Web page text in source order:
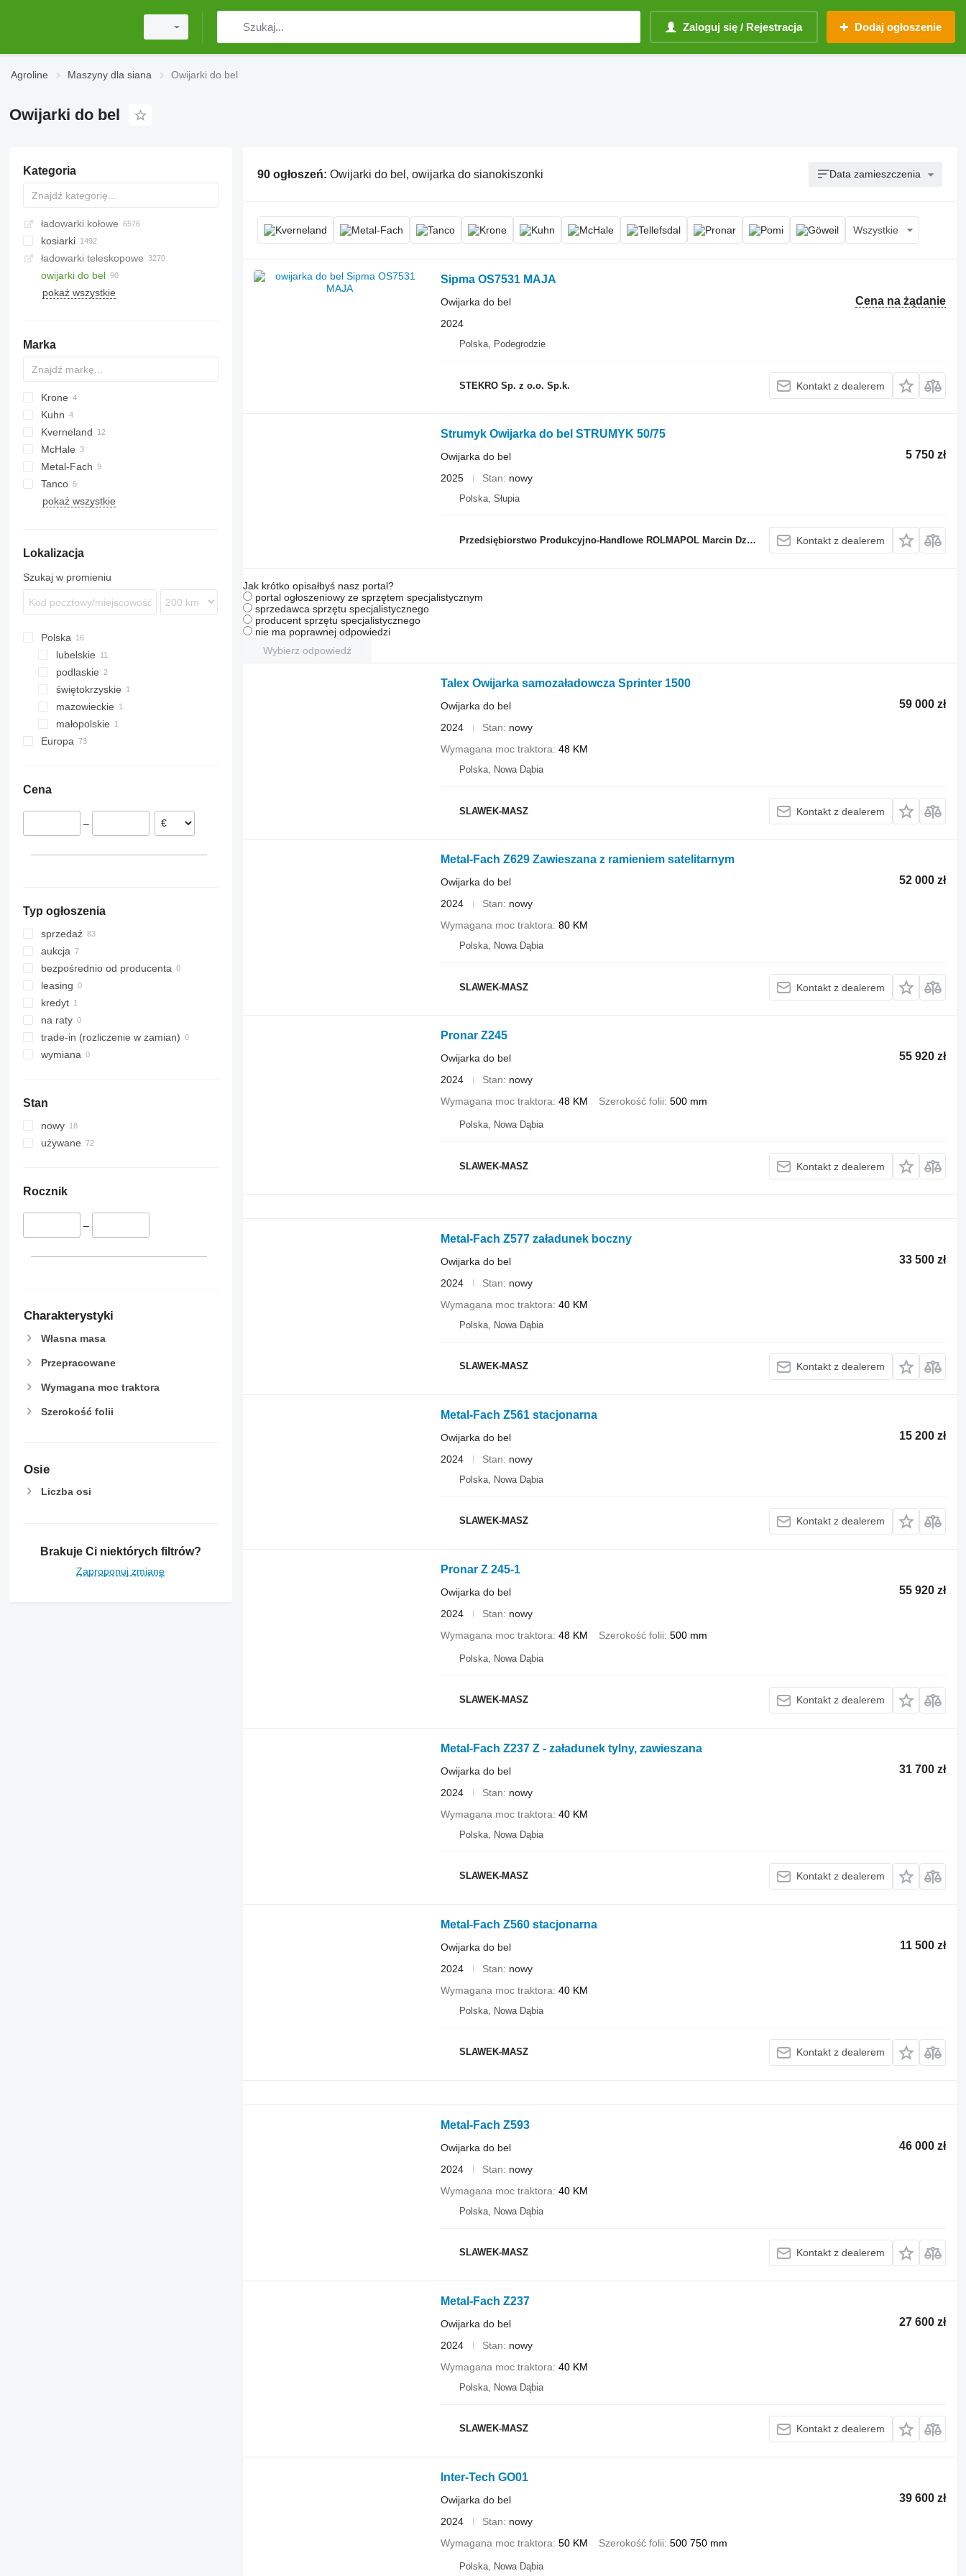
Zaloguj się / Rejestracja Dodaj ogłoszenie
Agroline Maszyny dla siana Owijarki do bel
Owijarki do bel
Kategoria
ładowarki kołowe
kosiarki
kosiarki rotacyjne
kosiarki z kondycjonerem
kosiarki drogowe do poboczy
ładowarki teleskopowe
owijarki do bel
pokaż wszystkie
Marka
Rollant
Krone
Comprima
Fortima
Kuhn
Kverneland
UN
McHale
Metal-Fach
Z245
Tanco
FAMAROL
Transporter
pokaż wszystkie
Lokalizacja
Szukaj w promieniu
Polska
lubelskie
Łuków
podlaskie
Rzędziany
świętokrzyskie
Słupia
mazowieckie
Łochów
małopolskie
Nowy Sącz
Europa
Szwecja
Litwa
Cena
–
Typ ogłoszenia
sprzedaż
aukcja
bezpośrednio od producenta
leasing
kredyt
na raty
trade-in (rozliczenie w zamian)
wymiana
Stan
nowy
używane
Rocznik
–
Charakterystyki
Własna masa
Przepracowane
Wymagana moc traktora
Szerokość folii
Osie
Liczba osi
Brakuje Ci niektórych filtrów?
Zaproponuj zmianę
90 ogłoszeń: Owijarki do bel, owijarka do sianokiszonki Data zamieszczenia
Wszystkie
Sipma OS7531 MAJA
Cena na żądanie
Owijarka do bel
2024
Polska, Podegrodzie
STEKRO Sp. z o.o. Sp.k. Kontakt z dealerem
Strumyk Owijarka do bel STRUMYK 50/75
5 750 zł
Owijarka do bel
2025
Stan nowy
Polska, Słupia
Przedsiębiorstwo Produkcyjno-Handlowe ROLMAPOL Marcin Dziekan Kontakt z dealerem
Jak krótko opisałbyś nasz portal?
portal ogłoszeniowy ze sprzętem specjalistycznym
sprzedawca sprzętu specjalistycznego
producent sprzętu specjalistycznego
nie ma poprawnej odpowiedzi
Wybierz odpowiedź
Talex Owijarka samozaładowcza Sprinter 1500
59 000 zł
Owijarka do bel
2024
Stan
nowy
Wymagana moc traktora 48 KM
Polska, Nowa Dąbia
SLAWEK-MASZ Kontakt z dealerem
Metal-Fach Z629 Zawieszana z ramieniem satelitarnym
52 000 zł
Owijarka do bel
2024
Stan
nowy
Wymagana moc traktora 80 KM
Polska, Nowa Dąbia
SLAWEK-MASZ Kontakt z dealerem
Pronar Z245
55 920 zł
Owijarka do bel
2024
Stan
nowy
Wymagana moc traktora 48 KM Szerokość folii 500 mm
Polska, Nowa Dąbia
SLAWEK-MASZ Kontakt z dealerem
Metal-Fach Z577 załadunek boczny
33 500 zł
Owijarka do bel
2024
Stan
nowy
Wymagana moc traktora 40 KM
Polska, Nowa Dąbia
SLAWEK-MASZ Kontakt z dealerem
Metal-Fach Z561 stacjonarna
15 200 zł
Owijarka do bel
2024
Stan nowy
Polska, Nowa Dąbia
SLAWEK-MASZ Kontakt z dealerem
Pronar Z 245-1
55 920 zł
Owijarka do bel
2024
Stan
nowy
Wymagana moc traktora 48 KM Szerokość folii 500 mm
Polska, Nowa Dąbia
SLAWEK-MASZ Kontakt z dealerem
Metal-Fach Z237 Z - załadunek tylny, zawieszana
31 700 zł
Owijarka do bel
2024
Stan
nowy
Wymagana moc traktora 40 KM
Polska, Nowa Dąbia
SLAWEK-MASZ Kontakt z dealerem
Metal-Fach Z560 stacjonarna
11 500 zł
Owijarka do bel
2024
Stan
nowy
Wymagana moc traktora 40 KM
Polska, Nowa Dąbia
SLAWEK-MASZ Kontakt z dealerem
Metal-Fach Z593
46 000 zł
Owijarka do bel
2024
Stan
nowy
Wymagana moc traktora 40 KM
Polska, Nowa Dąbia
SLAWEK-MASZ Kontakt z dealerem
Metal-Fach Z237
27 600 zł
Owijarka do bel
2024
Stan
nowy
Wymagana moc traktora 40 KM
Polska, Nowa Dąbia
SLAWEK-MASZ Kontakt z dealerem
Inter-Tech GO01
39 600 zł
Owijarka do bel
2024
Stan
nowy
Wymagana moc traktora 50 KM Szerokość folii 500 750 mm
Polska, Nowa Dąbia